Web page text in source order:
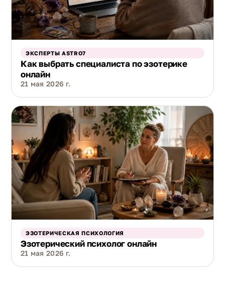
ЭКСПЕРТЫ ASTRO7
Как выбрать специалиста по эзотерике
онлайн
21 мая 2026 г.
ЭЗОТЕРИЧЕСКАЯ ПСИХОЛОГИЯ
Эзотерический психолог онлайн
21 мая 2026 г.